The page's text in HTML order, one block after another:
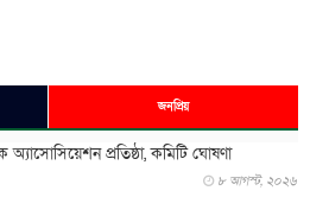
জনপ্রিয়
প্রতিষ্ঠা, কমিটি ঘোষণা
৮ আগস্ট, ২০২৬